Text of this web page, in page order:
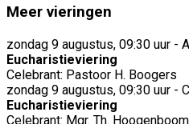
Meer vieringen
zondag 9 augustus, 09:30 uur -
Eucharistieviering
Celebrant: Pastoor H. Boogers
zondag 9 augustus, 09:30 uur -
Eucharistieviering
Celebrant: Mgr. Th. Hoogenboom